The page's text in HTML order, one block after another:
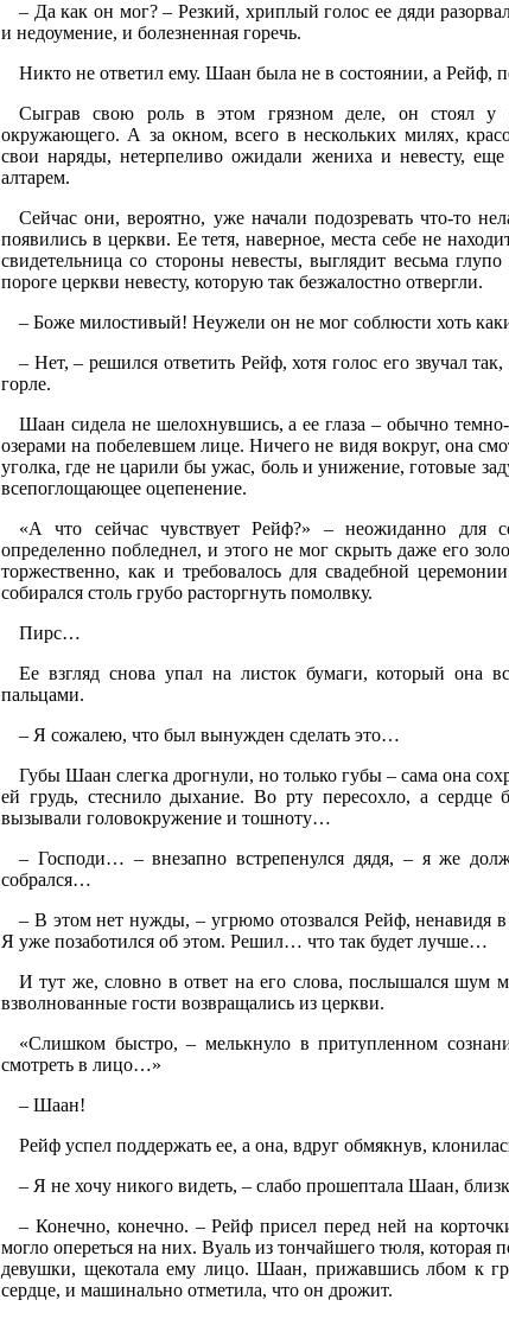
– Да как он мог? – Резкий, хриплый голос ее дяди
и недоумение, и болезненная горечь.
Никто не ответил ему. Шаан была не в состоянии, а Рейф,
Сыграв свою роль в этом грязном деле, он стоял у
окружающего. А за окном, всего в нескольких милях,
свои наряды, нетерпеливо ожидали жениха и невесту,
алтарем.
Сейчас они, вероятно, уже начали подозревать что-то
появились в церкви. Ее тетя, наверное, места себе не
свидетельница со стороны невесты, выглядит весьма
пороге церкви невесту, которую так безжалостно отвергли.
– Боже милостивый! Неужели он не мог соблюсти хоть
– Нет, – решился ответить Рейф, хотя голос его звучал
горле.
Шаан сидела не шелохнувшись, а ее глаза – обычно
озерами на побелевшем лице. Ничего не видя вокруг, она
уголка, где не царили бы ужас, боль и унижение, готовые
всепоглощающее оцепенение.
«А что сейчас чувствует Рейф?» – неожиданно для
определенно побледнел, и этого не мог скрыть даже его
торжественно, как и требовалось для свадебной
собирался столь грубо расторгнуть помолвку.
Пирс…
Ее взгляд снова упал на листок бумаги, который она
пальцами.
– Я сожалею, что был вынужден сделать это…
Губы Шаан слегка дрогнули, но только губы – сама она
ей грудь, стеснило дыхание. Во рту пересохло, а сердце
вызывали головокружение и тошноту…
– Господи… – внезапно встрепенулся дядя, – я же
собрался…
– В этом нет нужды, – угрюмо отозвался Рейф, ненавидя
Я уже позаботился об этом. Решил… что так будет лучше…
И тут же, словно в ответ на его слова, послышался шум
взволнованные гости возвращались из церкви.
«Слишком быстро, – мелькнуло в притупленном
смотреть в лицо…»
– Шаан!
Рейф успел поддержать ее, а она, вдруг обмякнув,
– Я не хочу никого видеть, – слабо прошептала Шаан,
– Конечно, конечно. – Рейф присел перед ней на
могло опереться на них. Вуаль из тончайшего тюля, которая
девушки, щекотала ему лицо. Шаан, прижавшись лбом к
сердце, и машинально отметила, что он дрожит.